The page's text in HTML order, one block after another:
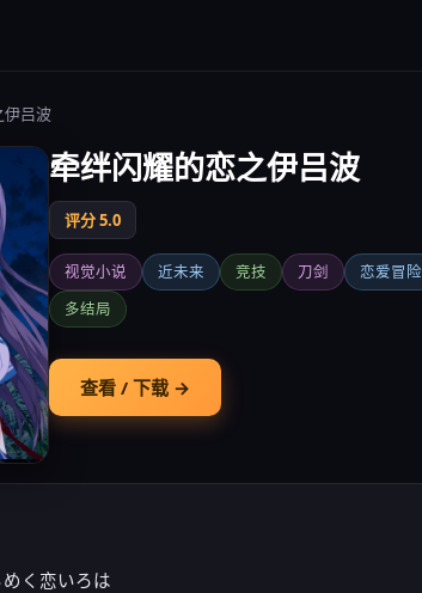
伊吕波
牵绊闪耀的恋之伊吕波
评分 5.0
视觉小说 近未来 竞技 刀剑 恋爱冒险
多结局
查看 / 下载 →
く恋いろは